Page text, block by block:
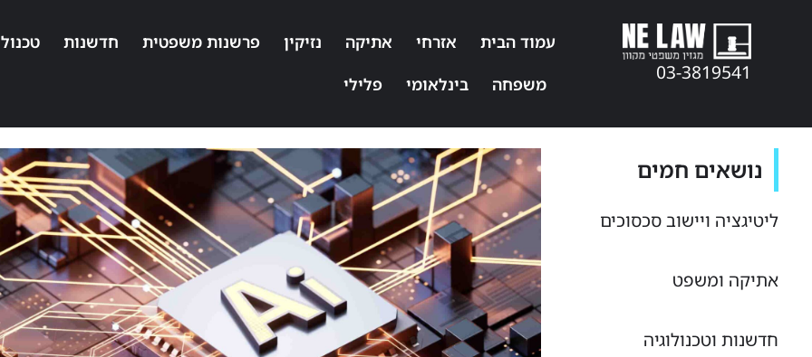
03-3819541
עמוד הבית אזרחי אתיקה נזיקין פרשנות משפטית חדשנות
משפחה
בינלאומי פלילי
נושאים חמים
ליטיגציה ויישוב סכסוכים
אתיקה ומשפט
חדשנות וטכנולוגיה